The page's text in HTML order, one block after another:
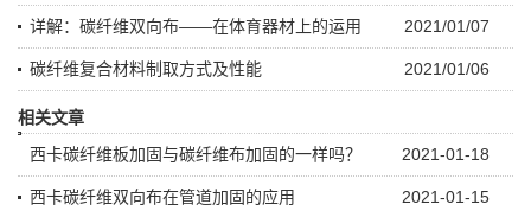
2021/01/07
详解：碳纤维双向布——在体育器材上的运用
2021/01/06
碳纤维复合材料制取方式及性能
相关文章
2021-01-18
西卡碳纤维板加固与碳纤维布加固的一样吗？
2021-01-15
西卡碳纤维双向布在管道加固的应用